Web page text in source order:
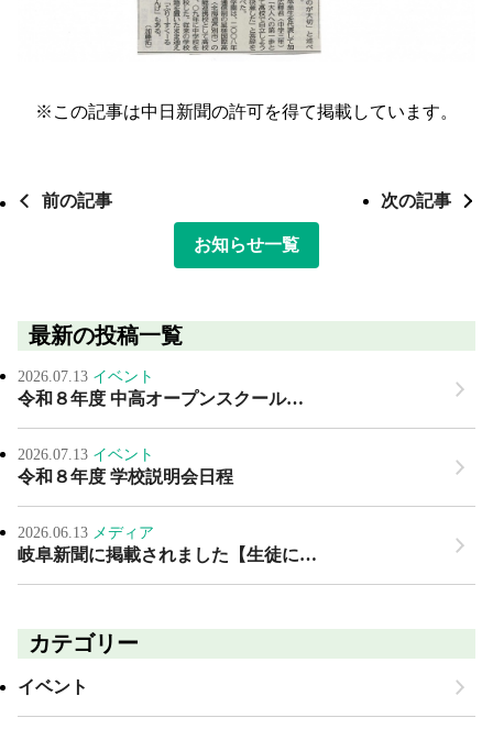
※この記事は中日新聞の許可を得て掲載しています。
前の記事 次の記事
お知らせ一覧
最新の投稿一覧
2026.07.13 イベント
令和８年度 中高オープンスクール…
2026.07.13 イベント
令和８年度 学校説明会日程
2026.06.13 メディア
岐阜新聞に掲載されました【生徒に…
カテゴリー
イベント